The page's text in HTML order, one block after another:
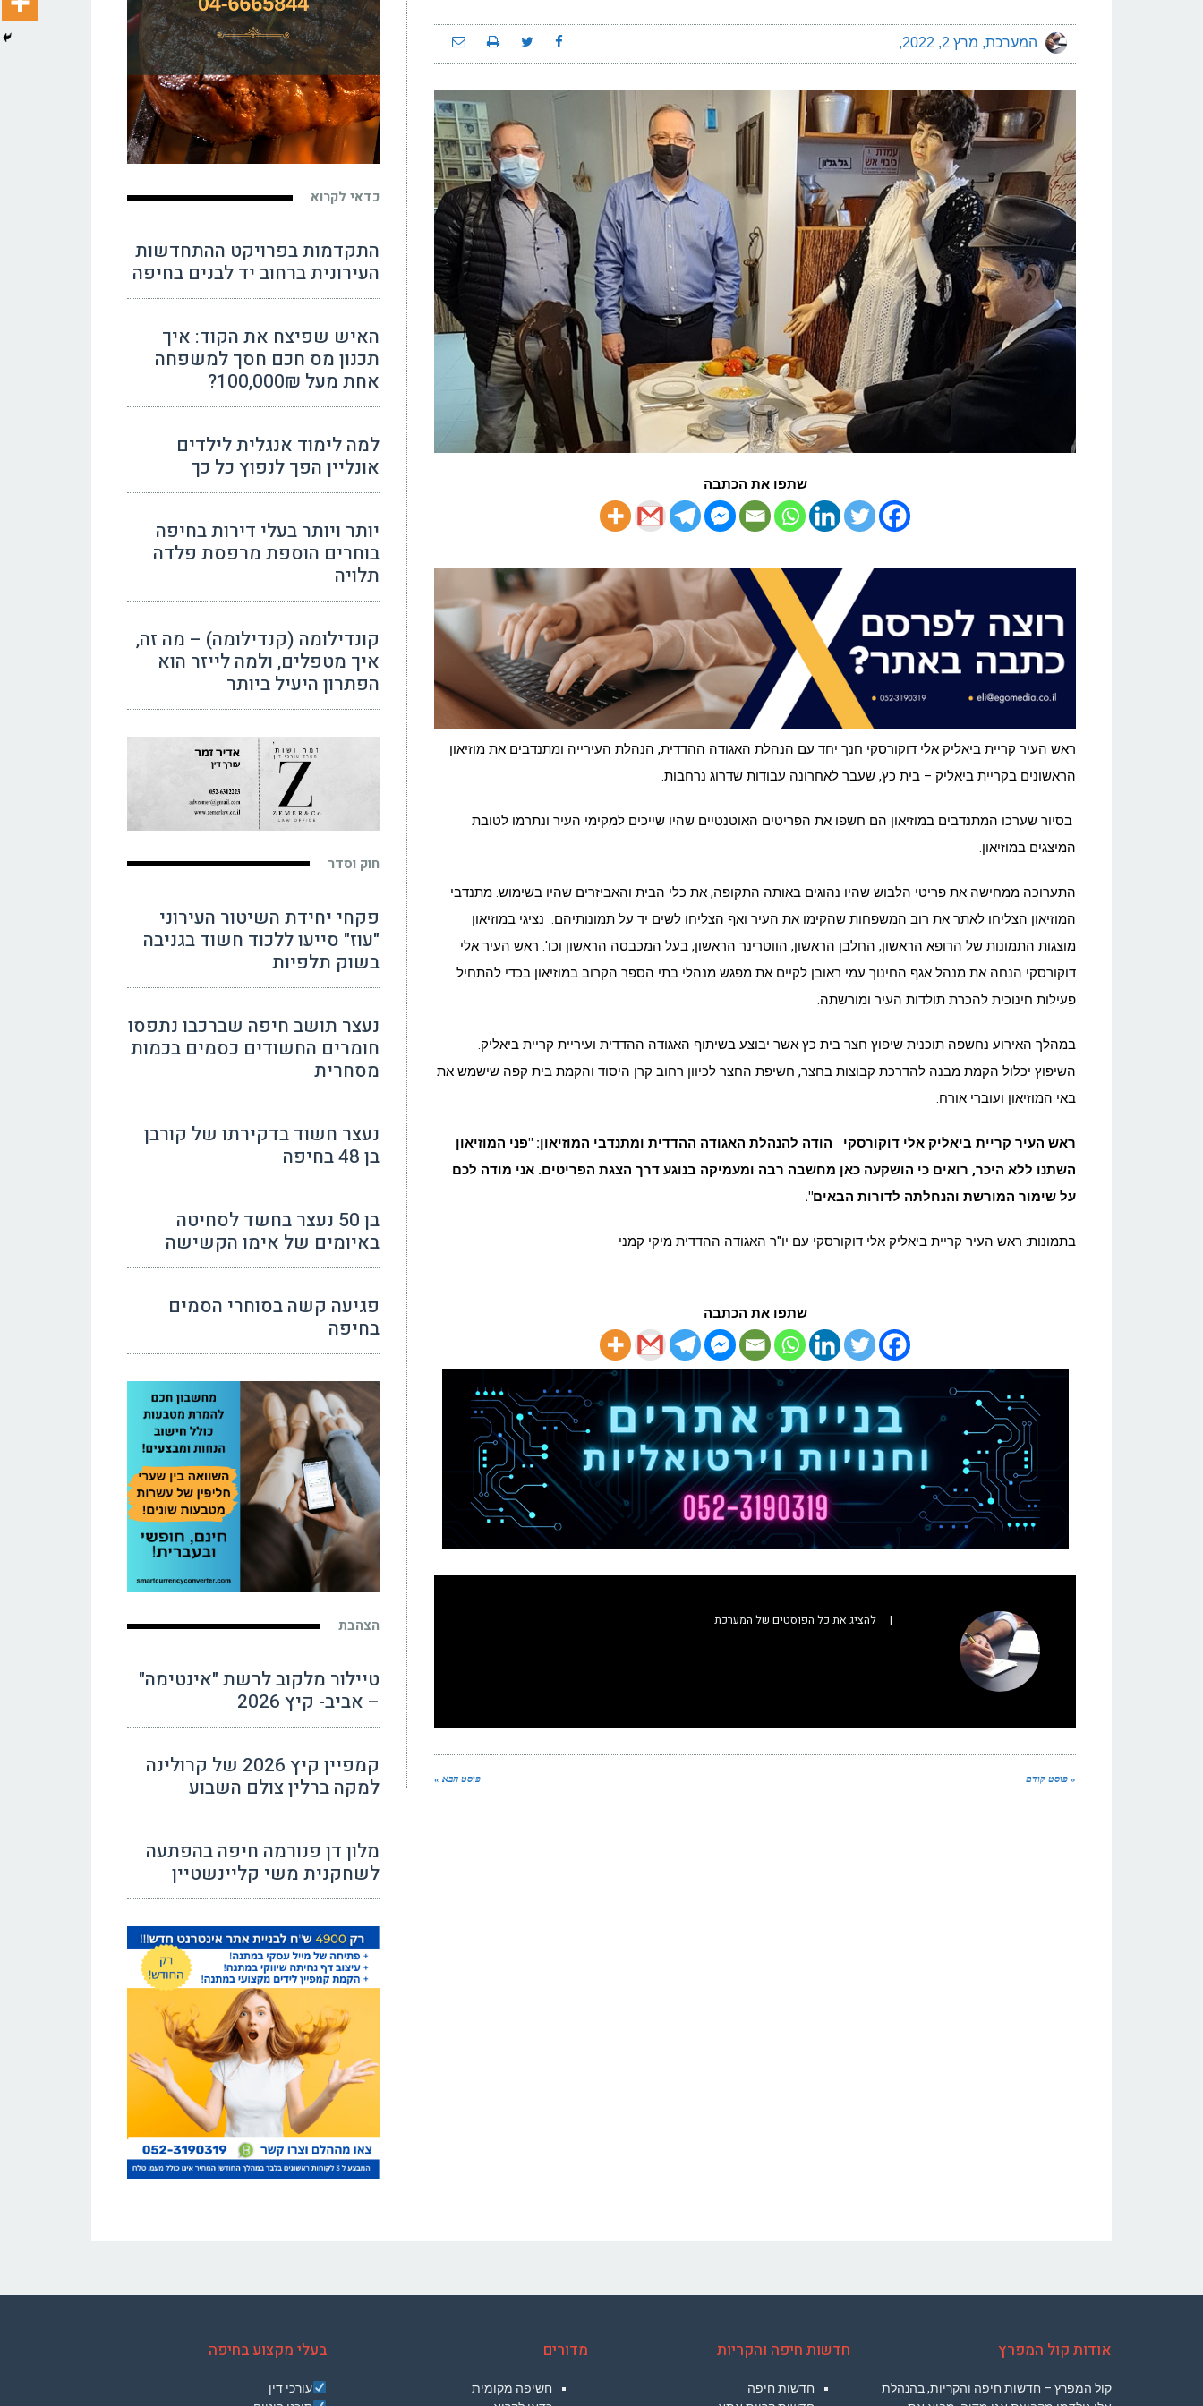
המערכת מרץ 2, 2022
שתפו את הכתבה
ראש העיר קריית ביאליק אלי דוקורסקי חנך יחד עם הנהלת האגודה ההדדית, הנהלת העירייה ומתנדבים את מוזיאון
הראשונים בקריית ביאליק – בית כץ, שעבר לאחרונה עבודות שדרוג נרחבות.
בסיור שערכו המתנדבים במוזיאון הם חשפו את הפריטים האוטנטיים שהיו שייכים למקימי העיר ונתרמו לטובת
המיצגים במוזיאון.
התערוכה ממחישה את פריטי הלבוש שהיו נהוגים באותה התקופה, את כלי הבית והאביזרים שהיו בשימוש. מתנדבי
המוזיאון הצליחו לאתר את רוב המשפחות שהקימו את העיר ואף הצליחו לשים יד על תמונותיהם. נציגי במוזיאון
מוצגות התמונות של הרופא הראשון, החלבן הראשון, הווטרינר הראשון, בעל המכבסה הראשון וכו'. ראש העיר אלי
דוקורסקי הנחה את מנהל אגף החינוך עמי ראובן לקיים את מפגש מנהלי בתי הספר הקרוב במוזיאון בכדי להתחיל
פעילות חינוכית להכרת תולדות העיר ומורשתה.
במהלך האירוע נחשפה תוכנית שיפוץ חצר בית כץ אשר יבוצע בשיתוף האגודה ההדדית ועיריית קריית ביאליק.
השיפוץ יכלול הקמת מבנה להדרכת קבוצות בחצר, חשיפת החצר לכיוון רחוב קרן היסוד והקמת בית קפה שישמש את
באי המוזיאון ועוברי אורח.
ראש העיר קריית ביאליק אלי דוקורסקי הודה להנהלת האגודה ההדדית ומתנדבי המוזיאון: "פני המוזיאון
השתנו ללא היכר, רואים כי הושקעה כאן מחשבה רבה ומעמיקה בנוגע דרך הצגת הפריטים. אני מודה לכם
על שימור המורשת והנחלתה לדורות הבאים".
בתמונות: ראש העיר קריית ביאליק אלי דוקורסקי עם יו"ר האגודה ההדדית מיקי קמני
שתפו את הכתבה
| להציג את כל הפוסטים של המערכת
« פוסט קודם פוסט הבא »
כדאי לקרוא
התקדמות בפרויקט ההתחדשות
העירונית ברחוב יד לבנים בחיפה
האיש שפיצח את הקוד: איך
תכנון מס חכם חסך למשפחה
אחת מעל 100,000₪?
למה לימוד אנגלית לילדים
אונליין הפך לנפוץ כל כך
יותר ויותר בעלי דירות בחיפה
בוחרים הוספת מרפסת פלדה
תלויה
קונדילומה (קנדילומה) – מה זה,
איך מטפלים, ולמה לייזר הוא
הפתרון היעיל ביותר
חוק וסדר
פקחי יחידת השיטור העירוני
"עוז" סייעו ללכוד חשוד בגניבה
בשוק תלפיות
נעצר תושב חיפה שברכבו נתפסו
חומרים החשודים כסמים בכמות
מסחרית
נעצר חשוד בדקירתו של קורבן
בן 48 בחיפה
בן 50 נעצר בחשד לסחיטה
באיומים של אימו הקשישה
פגיעה קשה בסוחרי הסמים
בחיפה
הצהבת
טיילור מלקוב לרשת "אינטימה"
– אביב- קיץ 2026
קמפיין קיץ 2026 של קרולינה
למקה ברלין צולם השבוע
מלון דן פנורמה חיפה בהפתעה
לשחקנית משי קליינשטיין
אודות קול המפרץ
קול המפרץ – חדשות חיפה והקריות, בהנהלת
חדשות חיפה והקריות
חדשות חיפה
מדורים
חשיפה מקומית
בעלי מקצוע בחיפה
עורכי דין